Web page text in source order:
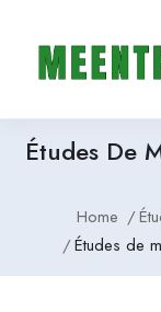
Études De
Home
Études de